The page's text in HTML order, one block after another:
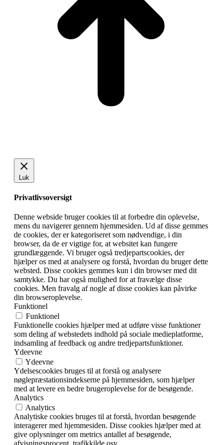
Luk
Privatlivsoversigt
Denne webside bruger cookies til at forbedre din oplevelse,
mens du navigerer gennem hjemmesiden. Ud af disse gemmes
de cookies, der er kategoriseret som nødvendige, i din
browser, da de er vigtige for, at websitet kan fungere
grundlæggende. Vi bruger også tredjepartscookies, der
hjælper os med at analysere og forstå, hvordan du bruger dette
websted. Disse cookies gemmes kun i din browser med dit
samtykke. Du har også mulighed for at fravælge disse
cookies. Men fravalg af nogle af disse cookies kan påvirke
din browseroplevelse.
Funktionel
Funktionel
Funktionelle cookies hjælper med at udføre visse funktioner
som deling af webstedets indhold på sociale medieplatforme,
indsamling af feedback og andre tredjepartsfunktioner.
Ydeevne
Ydeevne
Ydelsescookies bruges til at forstå og analysere
nøglepræstationsindekserne på hjemmesiden, som hjælper
med at levere en bedre brugeroplevelse for de besøgende.
Analytics
Analytics
Analytiske cookies bruges til at forstå, hvordan besøgende
interagerer med hjemmesiden. Disse cookies hjælper med at
give oplysninger om metrics antallet af besøgende,